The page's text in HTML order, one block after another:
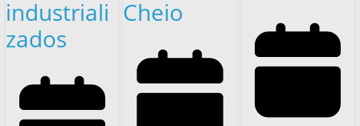
industriali
zados
Cheio